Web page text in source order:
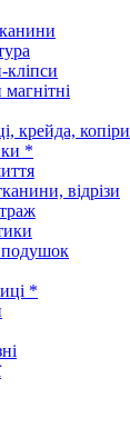
кліпси
крейда, копіри
*
відрізи
подушок
*